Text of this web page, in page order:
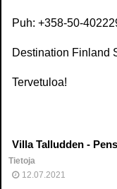
Puh: +358-50-
Destination Finland
Tervetuloa!
Villa Talludden -
Tietoja
12.07.2021